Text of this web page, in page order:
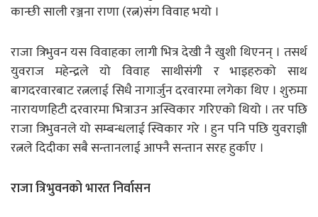
कान्छी साली रञ्जना राणा (रत्न)संग विवाह भयो ।
राजा त्रिभुवन यस विवाहका लागी भित्र देखी नै खुशी थिएनन् । तसर्थ
युवराज महेन्द्रले यो विवाह साथीसंगी र भाइहरुको साथ
बागदरवारबाट रत्नलाई सिधै नागार्जुन दरवारमा लगेका थिए । शुरुमा
नारायणहिटी दरवारमा भित्राउन अस्विकार गरिएको थियो । तर पछि
राजा त्रिभुवनले यो सम्बन्धलाई स्विकार गरे । हुन पनि पछि युवराज्ञी
रत्नले दिदीका सबै सन्तानलाई आफ्नै सन्तान सरह हुर्काए ।
राजा त्रिभुवनको भारत निर्वासन